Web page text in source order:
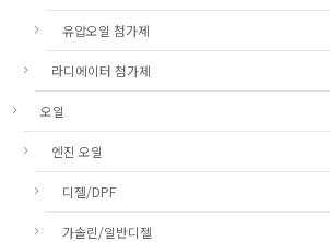
유압오일 첨가제
라디에이터 첨가제
오일
엔진 오일
디젤/DPF
가솔린/일반디젤